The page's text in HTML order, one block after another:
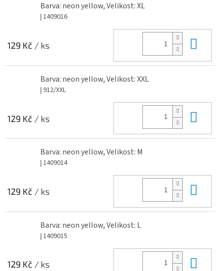
Barva: neon yellow, Velikost: XL
| 1409016
129 Kč / ks
Barva: neon yellow, Velikost: XXL
| 912/XXL
129 Kč / ks
Barva: neon yellow, Velikost: M
| 1409014
129 Kč / ks
Barva: neon yellow, Velikost: L
| 1409015
129 Kč / ks